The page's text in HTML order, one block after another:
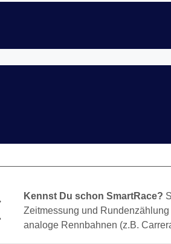
Kennst Du schon SmartRace?
Zeitmessung und
analoge Rennbahnen (z.B.